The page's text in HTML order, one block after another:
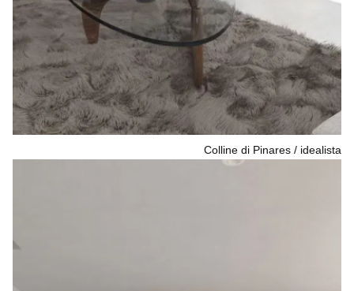
Colline di Pinares idealista